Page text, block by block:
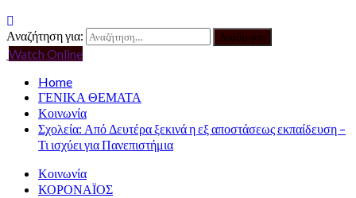
Αναζήτηση για:
Watch Online
Home
ΓΕΝΙΚΑ ΘΕΜΑΤΑ
Κοινωνία
Σχολεία: Από Δευτέρα ξεκινά η εξ αποστάσεως εκπαίδευση –
Τι ισχύει για Πανεπιστήμια
Κοινωνία
ΚΟΡΟΝΑΪΟΣ